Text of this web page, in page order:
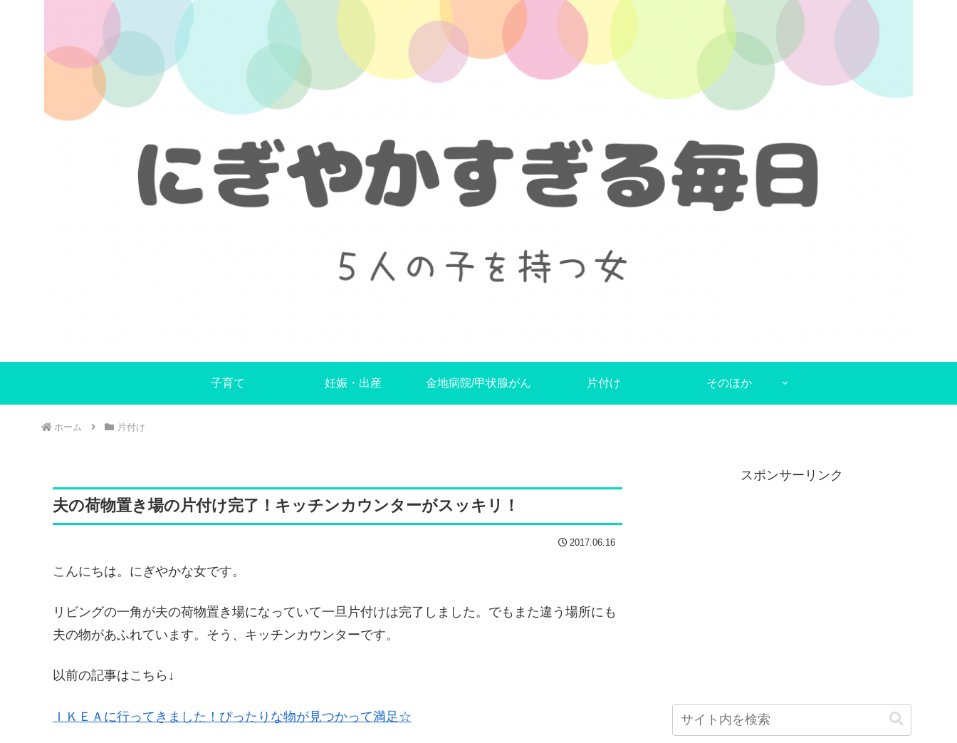
子育て 妊娠・出産 金地病院/甲状腺がん 片付け そのほか
ホーム 片付け
夫の荷物置き場の片付け完了！キッチンカウンターがスッキリ！
2017.06.16
こんにちは。にぎやかな女です。
リビングの一角が夫の荷物置き場になっていて一旦片付けは完了しました。でもまた違う場所にも
夫の物があふれています。そう、キッチンカウンターです。
以前の記事はこちら↓
ＩＫＥＡに行ってきました！ぴったりな物が見つかって満足☆
スポンサーリンク